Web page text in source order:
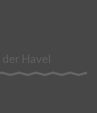
Havel